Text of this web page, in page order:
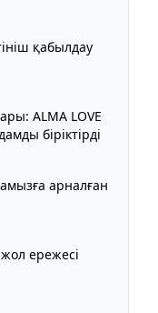
қабылдау
ALMA LOVE
біріктірді
арналған